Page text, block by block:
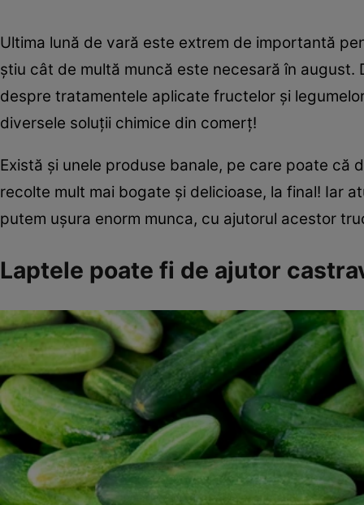
Ultima lună de vară este extrem de importantă
știu cât de multă muncă este necesară în
despre tratamentele aplicate fructelor și
diversele soluții chimice din comerț!
Există și unele produse banale, pe care poate că
recolte mult mai bogate și delicioase, la final! Iar
putem ușura enorm munca, cu ajutorul acestor
Laptele poate fi de ajutor